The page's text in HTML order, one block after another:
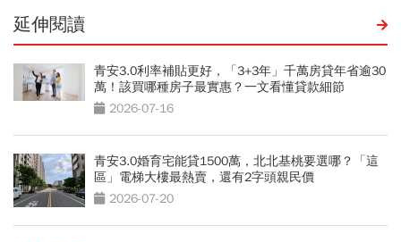
延伸閱讀
青安3.0利率補貼更好，「3+3年」千萬房貸年省逾30
萬！該買哪種房子最實惠？一文看懂貸款細節
2026-07-16
青安3.0婚育宅能貸1500萬，北北基桃要選哪？「這
區」電梯大樓最熱賣，還有2字頭親民價
2026-07-20